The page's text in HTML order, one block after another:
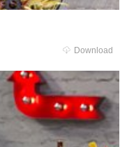
Download